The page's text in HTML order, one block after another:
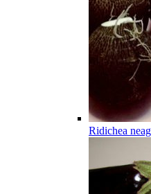
Ridichea